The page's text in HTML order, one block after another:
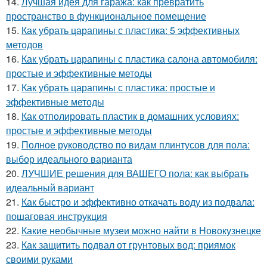
пространство в функциональное помещение
15. Как убрать царапины с пластика: 5 эффективных
методов
16. Как убрать царапины с пластика салона автомобиля:
простые и эффективные методы
17. Как убрать царапины с пластика: простые и
эффективные методы
18. Как отполировать пластик в домашних условиях:
простые и эффективные методы
19. Полное руководство по видам плинтусов для пола:
выбор идеального варианта
20. ЛУЧШИЕ решения для ВАШЕГО пола: как выбрать
идеальный вариант
21. Как быстро и эффективно откачать воду из подвала:
пошаговая инструкция
22. Какие необычные музеи можно найти в Новокузнецке
23. Как защитить подвал от грунтовых вод: приямок
своими руками